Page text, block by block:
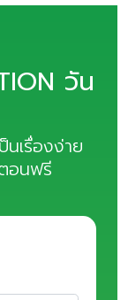
วัน
นเรื่องง่าย
อนฟรี